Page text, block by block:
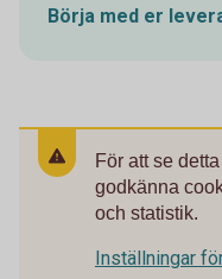
Börja med er
För att se
godkänna
och statistik.
Inställningar